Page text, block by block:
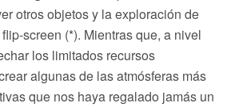
otros objetos y la exploración de
screen (*). Mientras que, a nivel
los limitados recursos
algunas de las atmósferas más
que nos haya regalado jamás un